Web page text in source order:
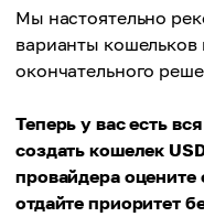
Мы настоятельно
варианты кошельков
окончательного
Теперь у вас есть
создать кошелек
провайдера оцените
отдайте приоритет